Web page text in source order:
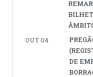
OUT 04
DE